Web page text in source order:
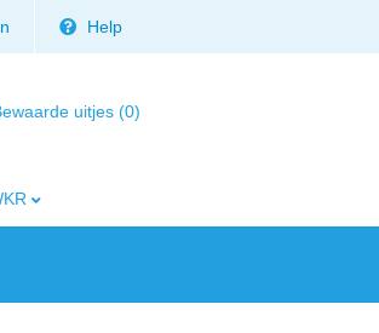
Help
uitjes (0)